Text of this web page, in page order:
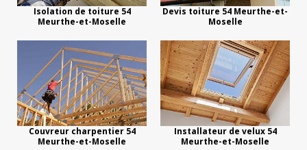
Isolation de toiture 54
Meurthe-et-Moselle
Devis toiture 54 Meurthe-et-
Moselle
Couvreur charpentier 54
Meurthe-et-Moselle
Installateur de velux 54
Meurthe-et-Moselle